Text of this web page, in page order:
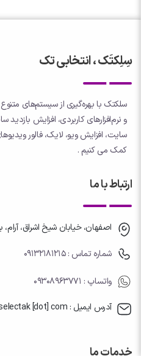
سِلِکتَک ، انتخابی تک
سلکتک با بهره‌گیری از سیستم‌های
و نرم‌افزارهای کاربردی، افزایش
سایت، افزایش ویو، لایک، فالور
کمک می کنیم .
ارتباط با ما
اصفهان، خیابان شیخ اشراق،
شماره تماس : 09132181215
واتساپ : 09308963771
آدرس ایمیل : info [at] selectak [dot] com
خدمات ما